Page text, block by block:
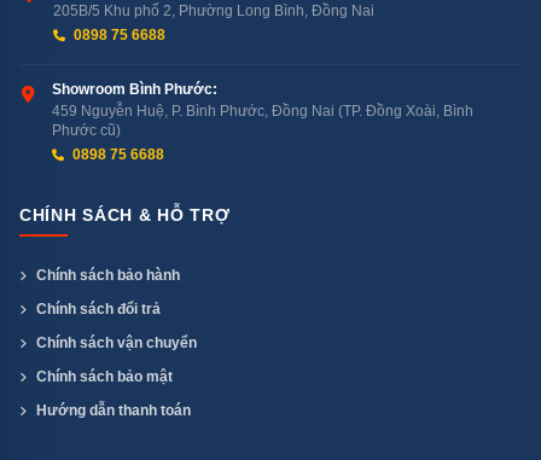
Máy nén Dual Inverter (2 cuộn dây thay vì 1) hoạt động
Máy Inverter thường: 20–100Hz
Dải tần số rộng hơn → tiết kiệm điện ở mức thấp hơn
khi duy trì nhiệt độ, làm lạnh nhanh hơn khi cần công
suất cao. LG công bố tiết kiệm tới 70% so với máy lạnh
không Inverter.
5 — Gold-Fin Chống Ăn Mòn: Bền
205B/5 Khu phố 2, Phường Long Bình, Đồng Nai
0898 75 6688
Showroom Bình Phước:
459 Nguyễn Huệ, P. Bình Phước, Đồng Nai (TP. Đồng Xoài, Bình
Phước cũ)
0898 75 6688
CHÍNH SÁCH & HỖ TRỢ
Chính sách bảo hành
Chính sách đổi trả
Chính sách vận chuyển
Chính sách bảo mật
Hướng dẫn thanh toán